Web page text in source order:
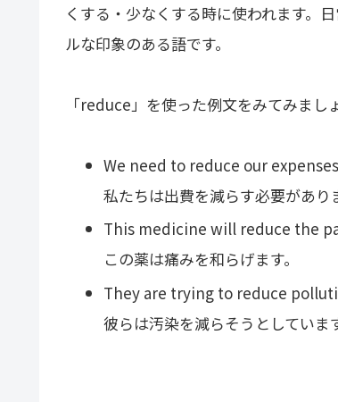
くする・少なくする時に使われます。
ルな印象のある語です。
「reduce」を使った例文をみてみまし
We need to reduce our
私たちは出費を減らす必要があり
This medicine will reduce the
この薬は痛みを和らげます。
They are trying to reduce
彼らは汚染を減らそうとしていま